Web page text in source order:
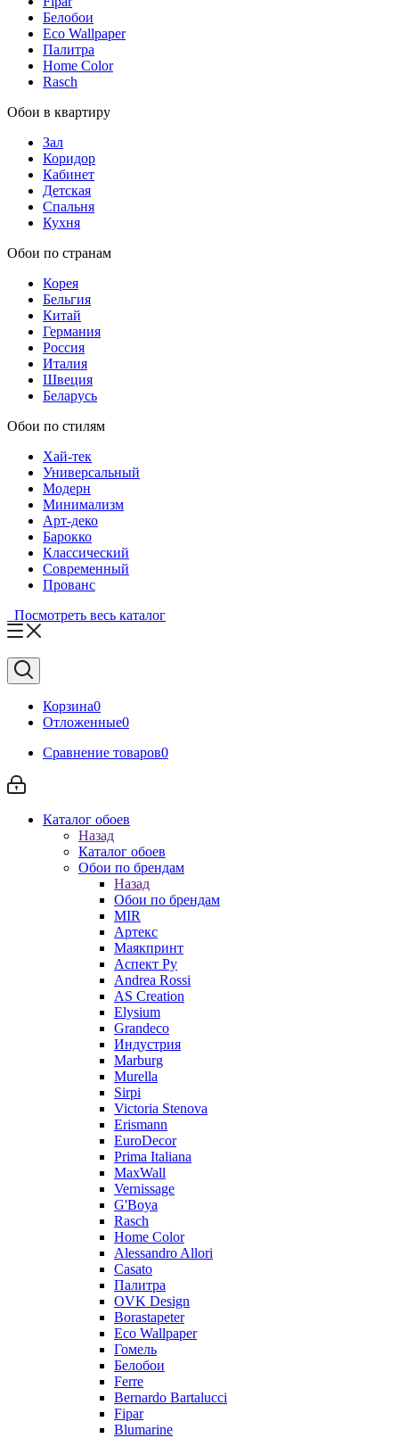
Белобои
Eco Wallpaper
Палитра
Home Color
Rasch
Обои в квартиру
Зал
Коридор
Кабинет
Детская
Спальня
Кухня
Обои по странам
Корея
Бельгия
Китай
Германия
Россия
Италия
Швеция
Беларусь
Обои по стилям
Хай-тек
Универсальный
Модерн
Минимализм
Арт-деко
Барокко
Классический
Современный
Прованс
Посмотреть весь каталог
Корзина0
Отложенные0
Сравнение товаров0
Каталог обоев
Назад
Каталог обоев
Обои по брендам
Назад
Обои по брендам
MIR
Артекс
Маякпринт
Аспект Ру
Andrea Rossi
AS Creation
Elysium
Grandeco
Индустрия
Marburg
Murella
Sirpi
Victoria Stenova
Erismann
EuroDecor
Prima Italiana
MaxWall
Vernissage
G'Boya
Rasch
Home Color
Alessandro Allori
Casato
Палитра
OVK Design
Borastapeter
Eco Wallpaper
Гомель
Белобои
Ferre
Bernardo Bartalucci
Fipar
Blumarine